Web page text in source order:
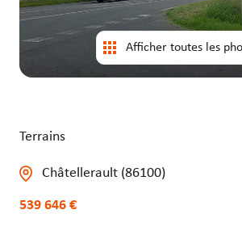
Afficher toutes les
Terrains
Châtellerault (86100)
539 646 €